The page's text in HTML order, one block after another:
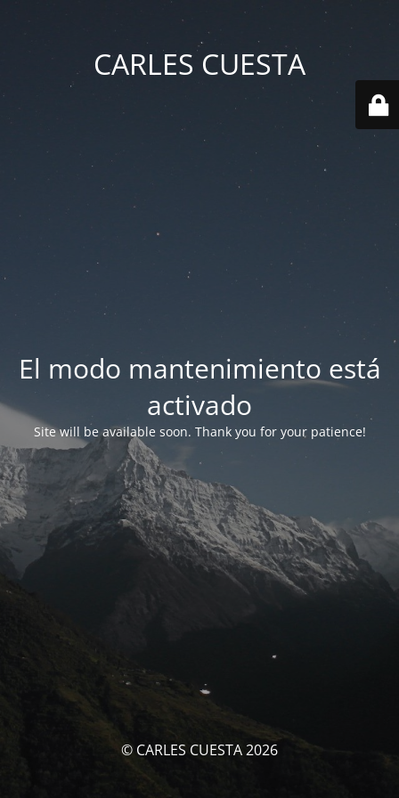
CARLES CUESTA
El modo mantenimiento está
activado
Site will be available soon. Thank you for your patience!
© CARLES CUESTA 2026